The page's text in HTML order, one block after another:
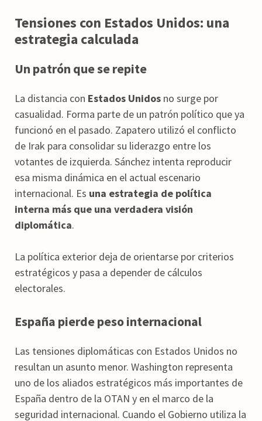
Tensiones con Estados Unidos: una
estrategia calculada
Un patrón que se repite
La distancia con Estados Unidos no surge por
casualidad. Forma parte de un patrón político que ya
funcionó en el pasado. Zapatero utilizó el conflicto
de Irak para consolidar su liderazgo entre los
votantes de izquierda. Sánchez intenta reproducir
esa misma dinámica en el actual escenario
internacional. Es una estrategia de política
interna más que una verdadera visión
diplomática.
La política exterior deja de orientarse por criterios
estratégicos y pasa a depender de cálculos
electorales.
España pierde peso internacional
Las tensiones diplomáticas con Estados Unidos no
resultan un asunto menor. Washington representa
uno de los aliados estratégicos más importantes de
España dentro de la OTAN y en el marco de la
seguridad internacional. Cuando el Gobierno utiliza la